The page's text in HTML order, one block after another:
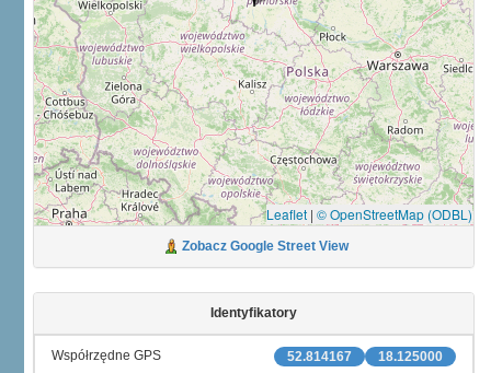
Leaflet | © OpenStreetMap (ODBL)
Zobacz Google Street View
Identyfikatory
18.125000
52.814167
Współrzędne GPS